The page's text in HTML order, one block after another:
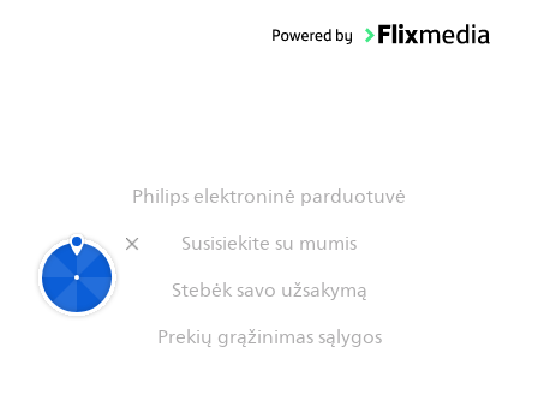
Philips elektroninė parduotuvė
Susisiekite su mumis
Stebėk savo užsakymą
Prekių grąžinimas sąlygos